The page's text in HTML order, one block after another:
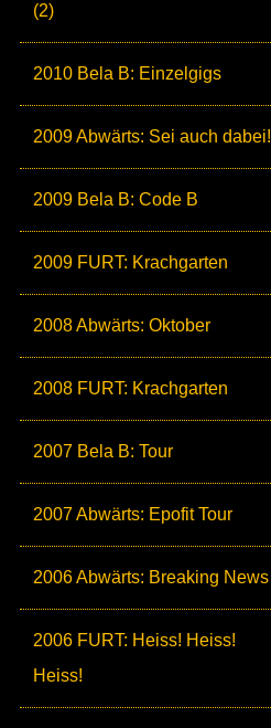
(2)
2010 Bela B: Einzelgigs
2009 Abwärts: Sei auch dabei!
2009 Bela B: Code B
2009 FURT: Krachgarten
2008 Abwärts: Oktober
2008 FURT: Krachgarten
2007 Bela B: Tour
2007 Abwärts: Epofit Tour
2006 Abwärts: Breaking News
2006 FURT: Heiss! Heiss!
Heiss!